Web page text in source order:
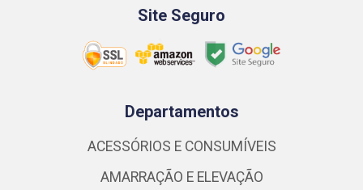
Site Seguro
Departamentos
ACESSÓRIOS E CONSUMÍVEIS
AMARRAÇÃO E ELEVAÇÃO